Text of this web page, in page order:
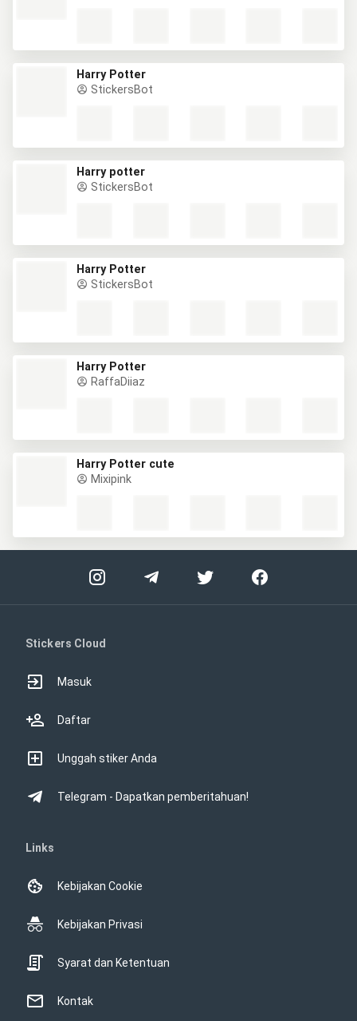
Harry Potter
StickersBot
Harry potter
StickersBot
Harry Potter
StickersBot
Harry Potter
RaffaDiiaz
Harry Potter cute
Mixipink
Stickers Cloud
Masuk
Daftar
Unggah stiker Anda
Telegram - Dapatkan pemberitahuan!
Links
Kebijakan Cookie
Kebijakan Privasi
Syarat dan Ketentuan
Kontak